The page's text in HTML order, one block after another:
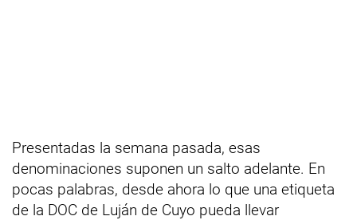
Presentadas la semana pasada, esas
denominaciones suponen un salto adelante. En
pocas palabras, desde ahora lo que una etiqueta
de la DOC de Luján de Cuyo pueda llevar